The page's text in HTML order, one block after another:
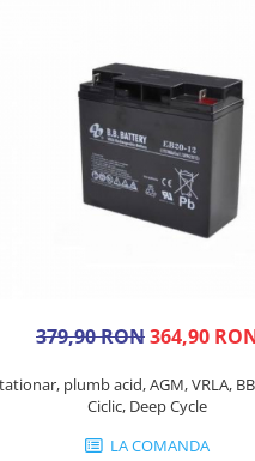
379,90 RON364,90
plumb acid, AGM, VRLA, BB
Ciclic, Deep Cycle
LA COMANDA